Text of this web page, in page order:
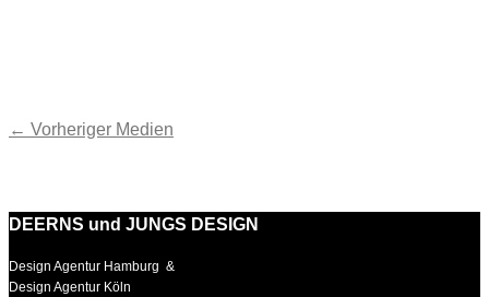
← Vorheriger Medien
DEERNS und JUNGS DESIGN
Design Agentur Hamburg &
Design Agentur Köln